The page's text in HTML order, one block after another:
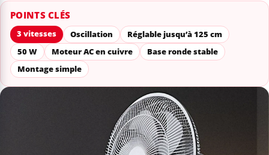
POINTS CLÉS
3 vitesses Oscillation
Réglable jusqu’à 125 cm
50 W
Moteur AC en cuivre
Base ronde stable
Montage simple